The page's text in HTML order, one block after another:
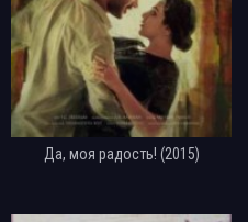
Да, моя радость! (2015)